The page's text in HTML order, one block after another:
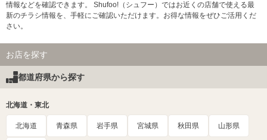
情報などを確認できます。 Shufoo!（シュフー）ではお近くの店舗で使える最
新のチラシ情報を、手軽にご確認いただけます。お得な情報をぜひご活用くだ
さい。
お店を探す
都道府県から探す
北海道・東北
北海道 青森県 岩手県 宮城県 秋田県 山形県